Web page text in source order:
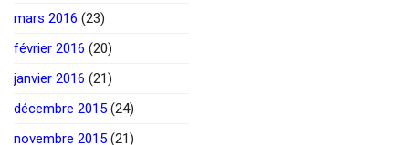
mars 2016 (23)
février 2016 (20)
janvier 2016 (21)
décembre 2015 (24)
novembre 2015 (21)